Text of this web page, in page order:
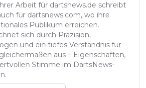
Arbeit für dartsnews.de schreibt
für dartsnews.com, wo ihre
Publikum erreichen.
sich durch Präzision,
und ein tiefes Verständnis für
aus – Eigenschaften,
Stimme im DartsNews-